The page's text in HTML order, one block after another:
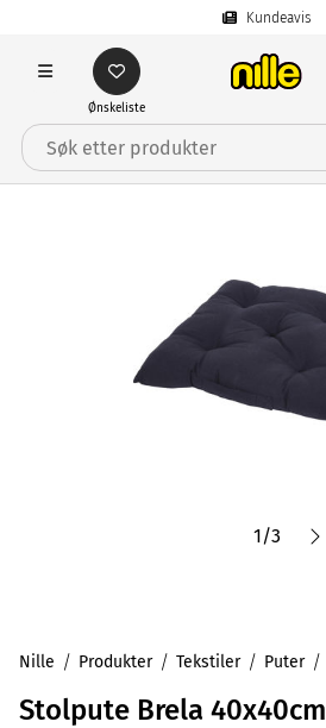
Kundeavis
Ønskeliste
1/3
Nille Produkter Tekstiler Puter
Stolpute Brela 40x40cm